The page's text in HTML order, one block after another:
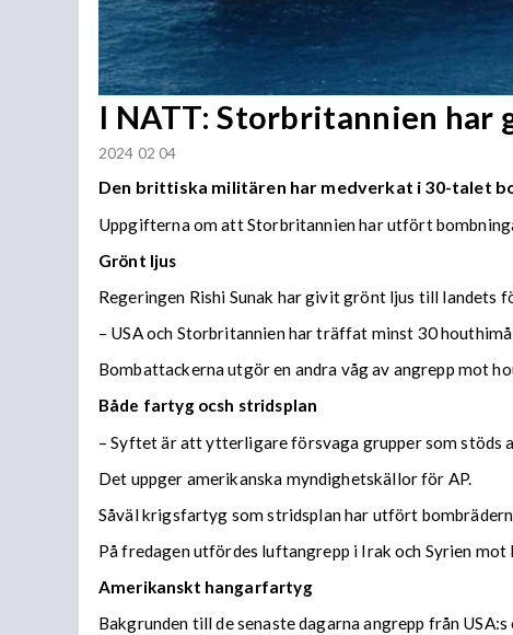
I NATT: Storbritannien har
2024 02 04
Den brittiska militären har medverkat i 30-talet
Uppgifterna om att Storbritannien har utfört
Grönt ljus
Regeringen Rishi Sunak har givit grönt ljus till landets
– USA och Storbritannien har träffat minst 30
Bombattackerna utgör en andra våg av angrepp mot
Både fartyg ocsh stridsplan
– Syftet är att ytterligare försvaga grupper som stöds
Det uppger amerikanska myndighetskällor för AP.
Såväl krigsfartyg som stridsplan har utfört
På fredagen utfördes luftangrepp i Irak och Syrien
Amerikanskt hangarfartyg
Bakgrunden till de senaste dagarna angrepp från